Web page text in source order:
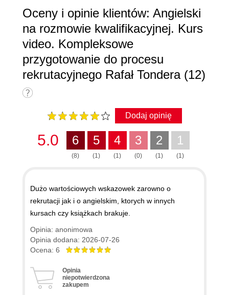
Oceny i opinie klientów: Angielski
na rozmowie kwalifikacyjnej. Kurs
video. Kompleksowe
przygotowanie do procesu
rekrutacyjnego Rafał Tondera (12)
Dodaj opinię
5.0 6
(8)
5
(1)
4
(1)
3
(0)
2
(1)
1
(1)
Dużo wartościowych wskazowek zarowno o
rekrutacji jak i o angielskim, ktorych w innych
kursach czy książkach brakuje.
Opinia: anonimowa
Opinia dodana: 2026-07-26
Ocena: 6
Opinia
niepotwierdzona
zakupem